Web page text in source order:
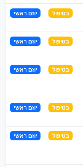
בטיפול יוזם ראשי
בטיפול יוזם ראשי
בטיפול יוזם ראשי
בטיפול יוזם ראשי
בטיפול יוזם ראשי